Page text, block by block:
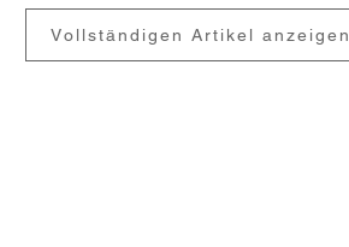
Vollständigen Artikel anzeigen